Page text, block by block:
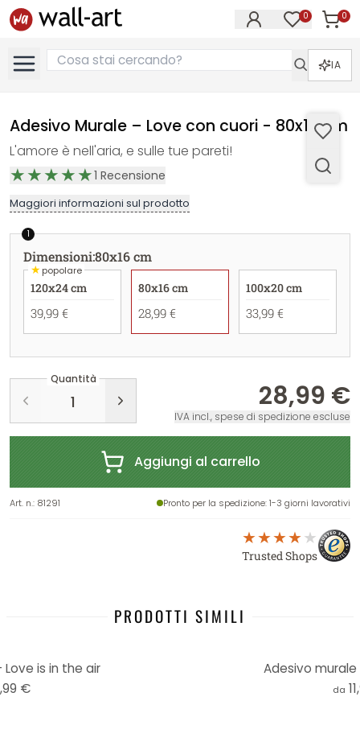
0 0
IA
Adesivo Murale – Love con cuori - 80x16 cm
L'amore è nell'aria, e sulle tue pareti!
1 Recensione
Maggiori informazioni sul prodotto
1
Dimensioni:80x16 cm
★popolare
120x24 cm
39,99 €
80x16 cm
28,99 €
100x20 cm
33,99 €
Quantità
28,99 €
IVA incl., spese di spedizione escluse
Aggiungi al carrello
Art. n.: 81291 Pronto per la spedizione: 1-3 giorni lavorativi
Trusted Shops
PRODOTTI SIMILI
is in the air
€
Adesivo
da